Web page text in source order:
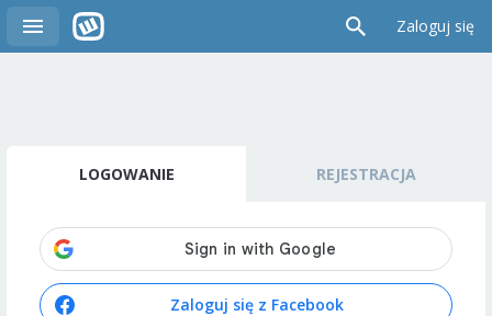
Zaloguj się
LOGOWANIE REJESTRACJA
Zaloguj się z Facebook